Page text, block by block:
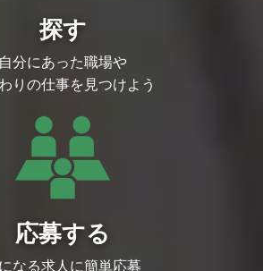
探す
自分にあった職場や
りの仕事を見つけよう
応募する
なる求人に簡単応募